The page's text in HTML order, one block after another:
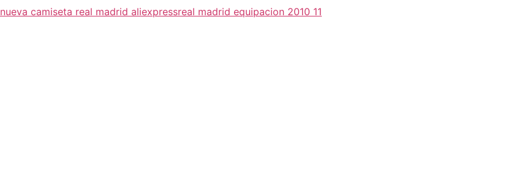
nueva camiseta real madrid aliexpressreal madrid equipacion 2010 11